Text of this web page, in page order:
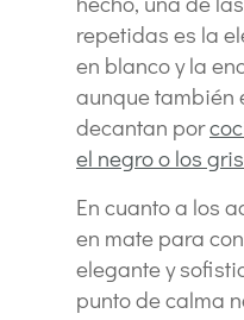
repetidas es la
en blanco y la
aunque también
decantan por
el negro o los
En cuanto a los
en mate para
elegante y
punto de calma